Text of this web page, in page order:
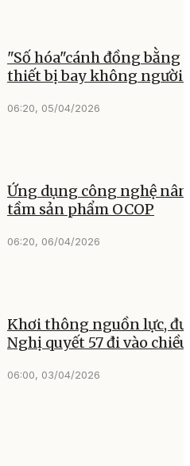
"Số hóa"cánh đồng bằng
thiết bị bay không người
06:20, 05/04/2026
Ứng dụng công nghệ
tầm sản phẩm OCOP
06:20, 06/04/2026
Khơi thông nguồn lực,
Nghị quyết 57 đi vào
06:00, 03/04/2026